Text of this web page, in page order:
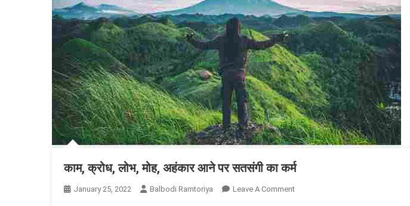
काम, क्रोध, लोभ, मोह, अहंकार आने पर सतसंगी का कर्म
January 25, 2022 Balbodi Ramtoriya Leave A CommentOn